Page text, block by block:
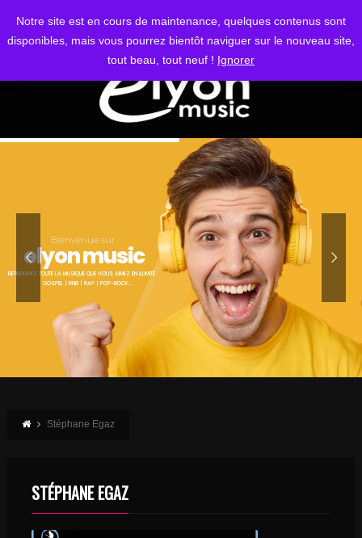
Notre site est en cours de maintenance, quelques contenus sont
disponibles, mais vous pourrez bientôt naviguer sur le nouveau site,
tout beau, tout neuf ! Ignorer
S'IDENTIFIER
Bienvenue sur
elyon music
RETROUVEZ TOUTE LA MUSIQUE QUE VOUS AIMEZ EN ILLIMITÉ
GOSPEL | RNB | RAP | POP-ROCK...
Stéphane Egaz
STÉPHANE EGAZ